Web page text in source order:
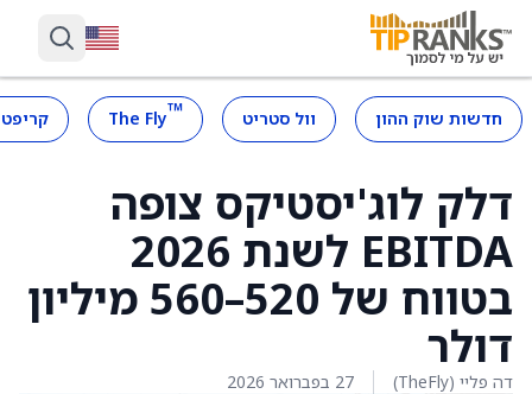
חדשות שוק ההון וול סטריט ™
The Fly
דלק לוג'יסטיקס צופה
EBITDA לשנת 2026
בטווח של 520–560 מיליון
דולר
דה פליי (TheFly) 27 בפברואר 2026